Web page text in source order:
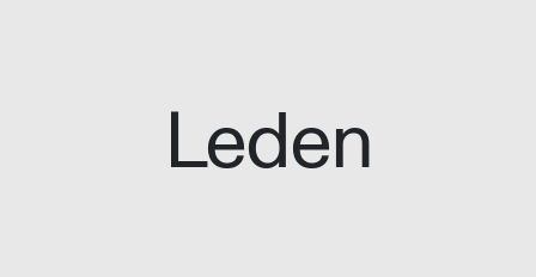
Leden